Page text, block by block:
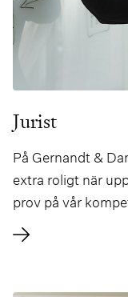
Jurist
På Gernandt &
extra roligt när
prov på vår
att rekrytera
och nå nya niver.